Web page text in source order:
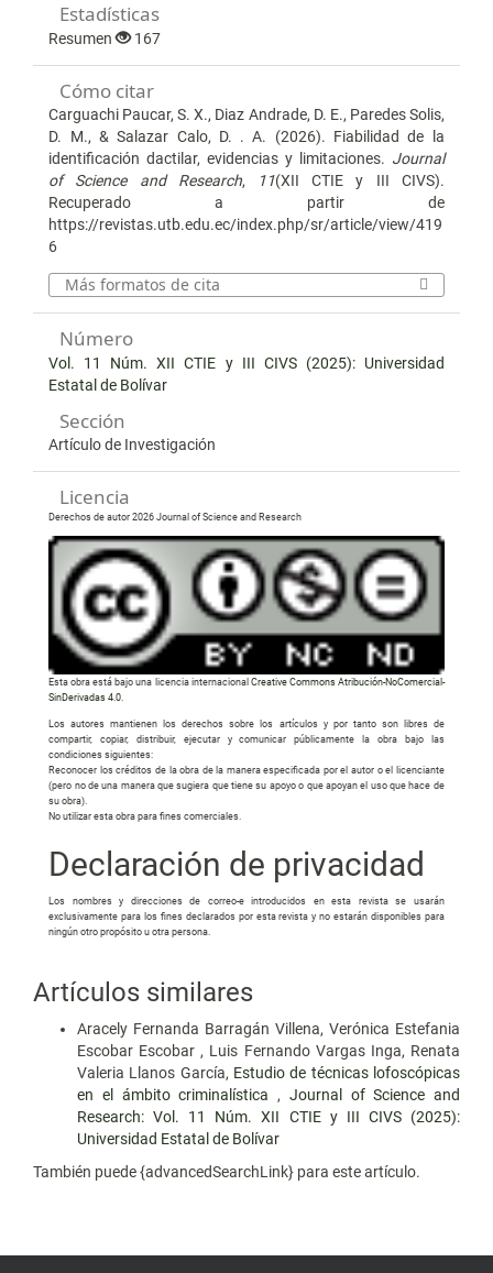
Estadísticas
Resumen 167
Cómo citar
Carguachi Paucar, S. X., Diaz Andrade, D. E., Paredes Solis,
D. M., & Salazar Calo, D. . A. (2026). Fiabilidad de la
identificación dactilar, evidencias y limitaciones. Journal
of Science and Research, 11(XII CTIE y III CIVS).
Recuperado a partir de
https://revistas.utb.edu.ec/index.php/sr/article/view/419
6
Más formatos de cita
Número
Vol. 11 Núm. XII CTIE y III CIVS (2025): Universidad
Estatal de Bolívar
Sección
Artículo de Investigación
Licencia
Derechos de autor 2026 Journal of Science and Research
Esta obra está bajo una licencia internacionalCreative Commons Atribución-NoComercial-
SinDerivadas 4.0.
Los autores mantienen los derechos sobre los artículos y por tanto son libres de
compartir, copiar, distribuir, ejecutar y comunicar públicamente la obra bajo las
condiciones siguientes:
Reconocer los créditos de la obra de la manera especificada por el autor o el licenciante
(pero no de una manera que sugiera que tiene su apoyo o que apoyan el uso que hace de
su obra).
No utilizar esta obra para fines comerciales.
Declaración de privacidad
Los nombres y direcciones de correo-e introducidos en esta revista se usarán
exclusivamente para los fines declarados por esta revista y no estarán disponibles para
ningún otro propósito u otra persona.
Artículos similares
Aracely Fernanda Barragán Villena, Verónica Estefania
Escobar Escobar , Luis Fernando Vargas Inga, Renata
Valeria Llanos García, Estudio de técnicas lofoscópicas
en el ámbito criminalística , Journal of Science and
Research: Vol. 11 Núm. XII CTIE y III CIVS (2025):
Universidad Estatal de Bolívar
También puede {advancedSearchLink} para este artículo.